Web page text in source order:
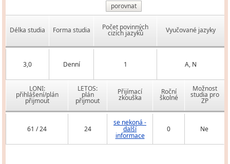
porovnat
Délka studia Forma studia Počet povinných
cizích jazyků Vyučované jazyky
3,0 Denní 1 A, N
LONI:
přihlášení/plán
přijmout
LETOS:
plán
přijmout
Přijímací
zkouška
Roční
školné
Možnost
studia pro
ZP
61 / 24 24
se nekoná -
další
informace
0 Ne